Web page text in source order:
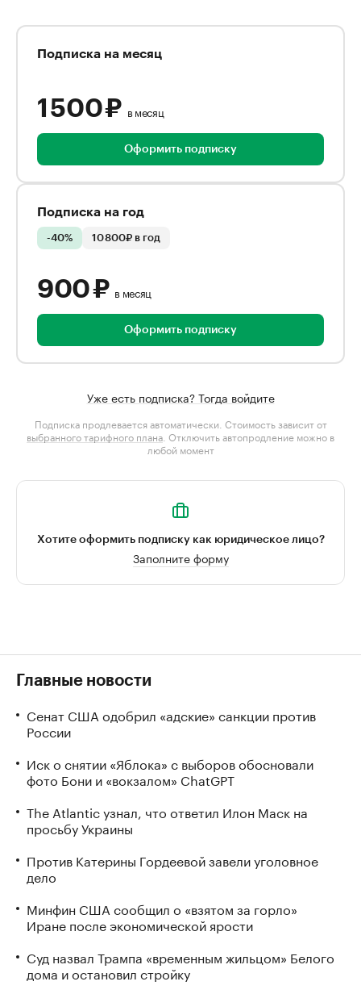
Подписка на месяц
1 500 ₽ в месяц
Оформить подписку
Подписка на год
-40% 10 800₽ в год
900 ₽ в месяц
Оформить подписку
Уже есть подписка? Тогда войдите
Подписка продлевается автоматически. Стоимость зависит от
выбранного тарифного плана . Отключить автопродление можно в
любой момент
Хотите оформить подписку как юридическое лицо?
Заполните форму
Главные новости
Сенат США одобрил «адские» санкции против
России
Иск о снятии «Яблока» с выборов обосновали
фото Бони и «вокзалом» ChatGPT
The Atlantic узнал, что ответил Илон Маск на
просьбу Украины
Против Катерины Гордеевой завели уголовное
дело
Минфин США сообщил о «взятом за горло»
Иране после экономической ярости
Суд назвал Трампа «временным жильцом» Белого
дома и остановил стройку